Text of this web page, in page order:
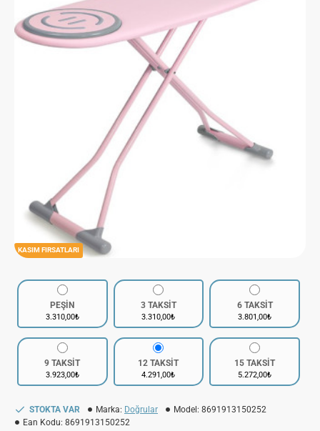
KASIM FIRSATLARI
PEŞİN
3.310,00₺
3 TAKSİT
3.310,00₺
6 TAKSİT
3.801,00₺
9 TAKSİT
3.923,00₺
12 TAKSİT
4.291,00₺
15 TAKSİT
5.272,00₺
STOKTA VAR Marka: Doğrular Model: 8691913150252
Ean Kodu: 8691913150252